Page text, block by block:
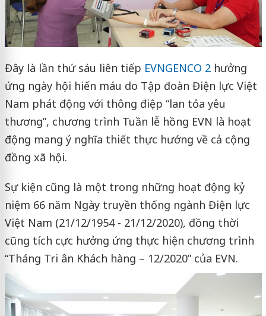
Đây là lần thứ sáu liên tiếp EVNGENCO 2hưởng
ứng ngày hội hiến máu do Tập đoàn Điện lực Việt
Nam phát động với thông điệp “lan tỏa yêu
thương”, chương trình Tuần lễ hồng EVN là hoạt
động mang ý nghĩa thiết thực hướng về cả cộng
đồng xã hội.
Sự kiện cũng là một trong những hoạt động kỷ
niệm 66 năm Ngày truyền thống ngành Điện lực
Việt Nam (21/12/1954 - 21/12/2020), đồng thời
cũng tích cực hưởng ứng thực hiện chương trình
“Tháng Tri ân Khách hàng – 12/2020” của EVN.